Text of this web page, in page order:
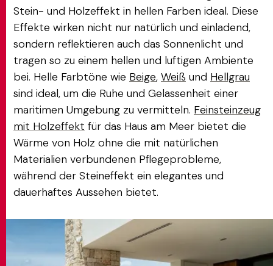
Stein- und Holzeffekt in hellen Farben ideal. Diese
Effekte wirken nicht nur natürlich und einladend,
sondern reflektieren auch das Sonnenlicht und
tragen so zu einem hellen und luftigen Ambiente
bei. Helle Farbtöne wie Beige, Weiß und Hellgrau
sind ideal, um die Ruhe und Gelassenheit einer
maritimen Umgebung zu vermitteln. Feinsteinzeug
mit Holzeffekt für das Haus am Meer bietet die
Wärme von Holz ohne die mit natürlichen
Materialien verbundenen Pflegeprobleme,
während der Steineffekt ein elegantes und
dauerhaftes Aussehen bietet.